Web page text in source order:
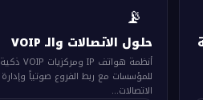
📡
حلول الاتصالات والـ VOIP
أنظمة هواتف IP ومركزيات VOIP ذكية
للمؤسسات مع ربط الفروع صوتياً وإدارة
الاتصالات...